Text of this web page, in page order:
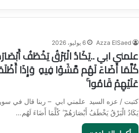
Azza ElSaed 6 يوليو، 2026
علمني ابي ..يَكَادُ الْبَرْقُ يَخْطَفُ
كُلَّمَا أَضَاءَ لَهُم مَّشَوْا فِيهِ وَإِذَا
عَلَيْهِمْ قَامُوا ۚ
كتبت / عزه السيد علمني ابي – ربنا قال في
يَكَادُ الْبَرْقُ يَخْطَفُ أَبْصَارَهُمْ ۖ كُلَّمَا أَضَاءَ لَهُم…